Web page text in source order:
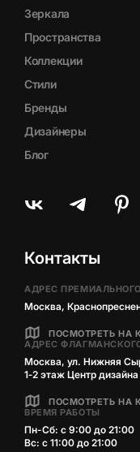
Зеркала
Пространства
Коллекции
Стили
Бренды
Дизайнеры
Блог
Контакты
АДРЕС
Москва,
ПОСМОТРЕТЬ НА
АДРЕС
Москва, ул. Нижняя
1‑2 этаж Центр
ПОСМОТРЕТЬ НА
ВРЕМЯ РАБОТЫ
Пн-Сб: с 9:00 до 21:00
Вс: с 11:00 до 21:00